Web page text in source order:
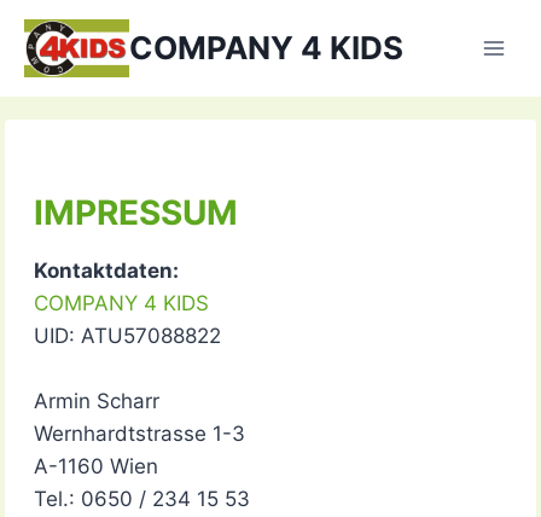
Zum
Inhalt
springen
COMPANY 4 KIDS
IMPRESSUM
Kontaktdaten:
COMPANY 4 KIDS
UID: ATU57088822
Armin Scharr
Wernhardtstrasse 1-3
A-1160 Wien
Tel.: 0650 / 234 15 53